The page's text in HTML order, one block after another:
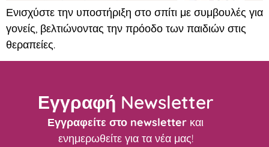
Ενισχύστε την υποστήριξη στο σπίτι με συμβουλές για
γονείς, βελτιώνοντας την πρόοδο των παιδιών στις
θεραπείες.
Εγγραφή Newsletter
Εγγραφείτε στο newsletter και
ενημερωθείτε για τα νέα μας!